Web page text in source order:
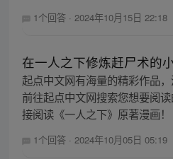
1个回答 · 2024年10月15日 22:18
在一人之下修炼赶尸术的
起点中文网有海量的精彩作品
前往起点中文网搜索您想要阅
接阅读《一人之下》原著漫画！
1个回答 · 2024年10月05日 05:19